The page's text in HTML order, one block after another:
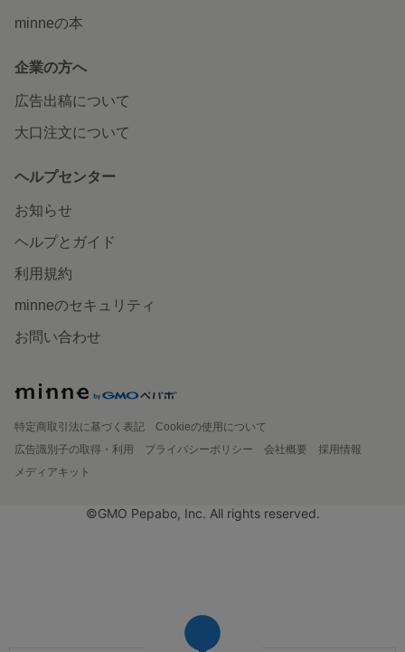
minneの本
企業の方へ
広告出稿について
大口注文について
ヘルプセンター
お知らせ
ヘルプとガイド
利用規約
minneのセキュリティ
お問い合わせ
特定商取引法に基づく表記
Cookieの使用について
広告識別子の取得・利用
プライバシーポリシー 会社概要
採用情報
メディアキット
©GMO Pepabo, Inc. All rights reserved.